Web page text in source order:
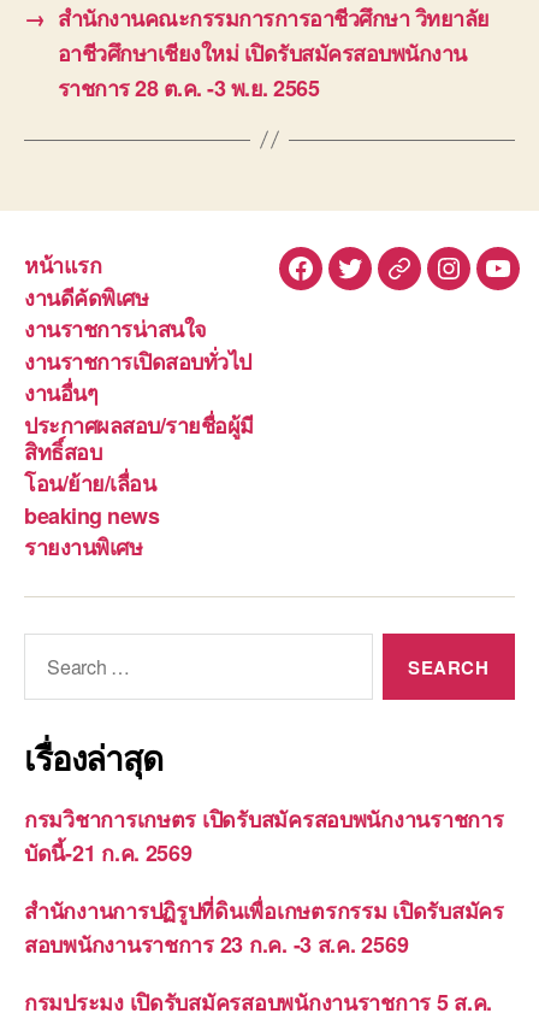
→ สำนักงานคณะกรรมการการอาชีวศึกษา วิทยาลัย
อาชีวศึกษาเชียงใหม่ เปิดรับสมัครสอบพนักงาน
ราชการ 28 ต.ค. -3 พ.ย. 2565
หน้าแรก
งานดีคัดพิเศษ
งานราชการน่าสนใจ
งานราชการเปิดสอบทั่วไป
งานอื่นๆ
ประกาศผลสอบ/รายชื่อผู้มี
สิทธิ์สอบ
โอน/ย้าย/เลื่อน
beaking news
รายงานพิเศษ
Facebook
TwitterLine
เรื่องล่าสุด
กรมวิชาการเกษตร เปิดรับสมัครสอบพนักงานราชการ
บัดนี้-21 ก.ค. 2569
สำนักงานการปฏิรูปที่ดินเพื่อเกษตรกรรม เปิดรับสมัคร
สอบพนักงานราชการ 23 ก.ค. -3 ส.ค. 2569
กรมประมง เปิดรับสมัครสอบพนักงานราชการ 5 ส.ค.